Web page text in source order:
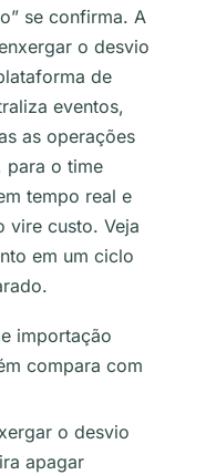
se confirma. A
o desvio
de
eventos,
as operações
para o time
tempo real e
vire custo. Veja
em um ciclo
importação
compara com
o desvio
apagar